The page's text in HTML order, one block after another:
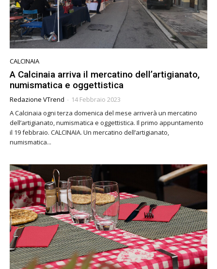
CALCINAIA
A Calcinaia arriva il mercatino dell’artigianato,
numismatica e oggettistica
Redazione VTrend - 14 Febbraio 2023
A Calcinaia ogni terza domenica del mese arriverà un mercatino
dell’artigianato, numismatica e oggettistica. Il primo appuntamento
il 19 febbraio. CALCINAIA. Un mercatino dell’artigianato,
numismatica...